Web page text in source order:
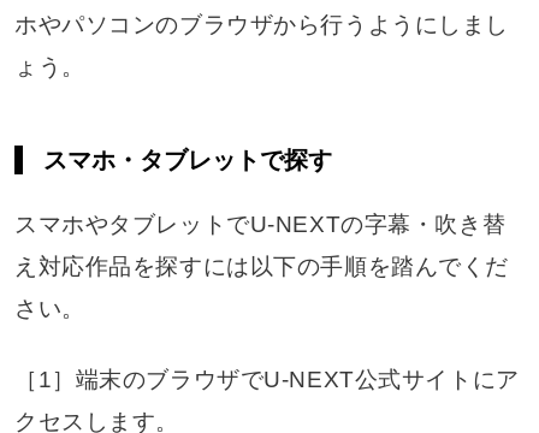
ホやパソコンのブラウザから行うようにしまし
ょう。
スマホ・タブレットで探す
スマホやタブレットでU-NEXTの字幕・吹き替
え対応作品を探すには以下の手順を踏んでくだ
さい。
［1］端末のブラウザでU-NEXT公式サイトにア
クセスします。